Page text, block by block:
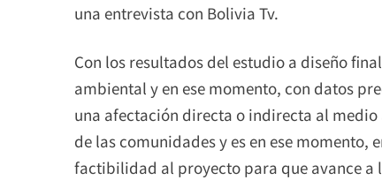
una entrevista con Bolivia Tv.
Con los resultados del estudio a diseño
ambiental y en ese momento, con datos
una afectación directa o indirecta al
de las comunidades y es en ese momento,
factibilidad al proyecto para que avance a